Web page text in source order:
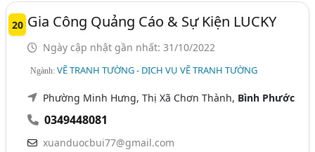
20 Gia Công Quảng Cáo & Sự Kiện LUCKY
Ngày cập nhật gần nhất: 31/10/2022
Ngành:VẼ TRANH TƯỜNG - DỊCH VỤ VẼ TRANH TƯỜNG
Phường Minh Hưng, Thị Xã Chơn Thành, Bình Phước
0349448081
xuanduocbui77@gmail.com